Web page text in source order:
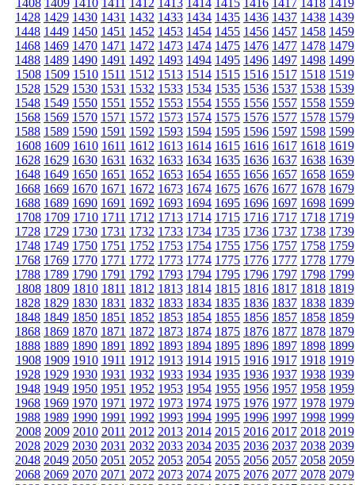
1408 1409 1410 1411 1412 1413 1414 1415 1416 1417 1418 1419
1428 1429 1430 1431 1432 1433 1434 1435 1436 1437 1438 1439
1448 1449 1450 1451 1452 1453 1454 1455 1456 1457 1458 1459
1468 1469 1470 1471 1472 1473 1474 1475 1476 1477 1478 1479
1488 1489 1490 1491 1492 1493 1494 1495 1496 1497 1498 1499
1508 1509 1510 1511 1512 1513 1514 1515 1516 1517 1518 1519
1528 1529 1530 1531 1532 1533 1534 1535 1536 1537 1538 1539
1548 1549 1550 1551 1552 1553 1554 1555 1556 1557 1558 1559
1568 1569 1570 1571 1572 1573 1574 1575 1576 1577 1578 1579
1588 1589 1590 1591 1592 1593 1594 1595 1596 1597 1598 1599
1608 1609 1610 1611 1612 1613 1614 1615 1616 1617 1618 1619
1628 1629 1630 1631 1632 1633 1634 1635 1636 1637 1638 1639
1648 1649 1650 1651 1652 1653 1654 1655 1656 1657 1658 1659
1668 1669 1670 1671 1672 1673 1674 1675 1676 1677 1678 1679
1688 1689 1690 1691 1692 1693 1694 1695 1696 1697 1698 1699
1708 1709 1710 1711 1712 1713 1714 1715 1716 1717 1718 1719
1728 1729 1730 1731 1732 1733 1734 1735 1736 1737 1738 1739
1748 1749 1750 1751 1752 1753 1754 1755 1756 1757 1758 1759
1768 1769 1770 1771 1772 1773 1774 1775 1776 1777 1778 1779
1788 1789 1790 1791 1792 1793 1794 1795 1796 1797 1798 1799
1808 1809 1810 1811 1812 1813 1814 1815 1816 1817 1818 1819
1828 1829 1830 1831 1832 1833 1834 1835 1836 1837 1838 1839
1848 1849 1850 1851 1852 1853 1854 1855 1856 1857 1858 1859
1868 1869 1870 1871 1872 1873 1874 1875 1876 1877 1878 1879
1888 1889 1890 1891 1892 1893 1894 1895 1896 1897 1898 1899
1908 1909 1910 1911 1912 1913 1914 1915 1916 1917 1918 1919
1928 1929 1930 1931 1932 1933 1934 1935 1936 1937 1938 1939
1948 1949 1950 1951 1952 1953 1954 1955 1956 1957 1958 1959
1968 1969 1970 1971 1972 1973 1974 1975 1976 1977 1978 1979
1988 1989 1990 1991 1992 1993 1994 1995 1996 1997 1998 1999
2008 2009 2010 2011 2012 2013 2014 2015 2016 2017 2018 2019
2028 2029 2030 2031 2032 2033 2034 2035 2036 2037 2038 2039
2048 2049 2050 2051 2052 2053 2054 2055 2056 2057 2058 2059
2068 2069 2070 2071 2072 2073 2074 2075 2076 2077 2078 2079